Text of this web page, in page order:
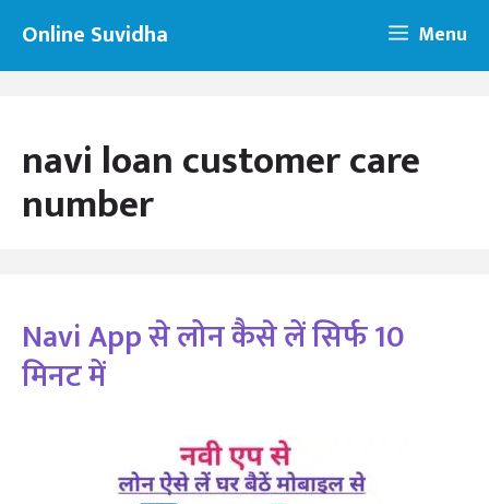
content
Online Suvidha Menu
navi loan customer care
number
Navi App से लोन कैसे लें सिर्फ 10
मिनट में